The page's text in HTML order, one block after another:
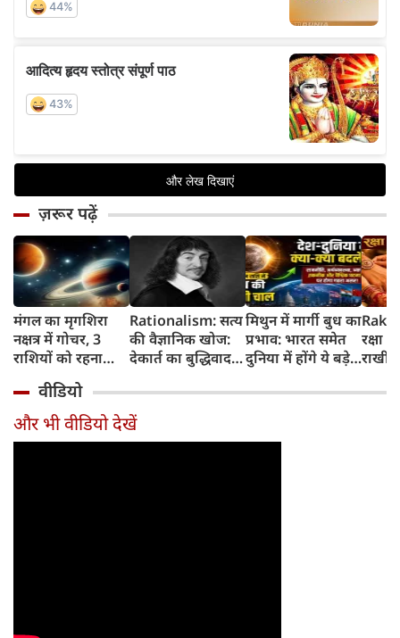
ज़रूर पढ़ें
मंगल का मृगशिरा
नक्षत्र में गोचर, 3
राशियों को रहना
सावधान
Rationalism: सत्य
की वैज्ञानिक खोज:
देकार्त का बुद्धिवाद
का जन्म
मिथुन में मार्गी बुध का
प्रभाव: भारत समेत
दुनिया में होंगे ये बड़े
रक्षा
राखी
वीडियो
और भी वीडियो देखें